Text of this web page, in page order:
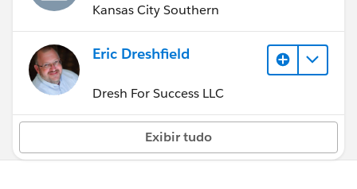
Kansas City Southern
Eric Dreshfield
Dresh For Success LLC
Exibir tudo